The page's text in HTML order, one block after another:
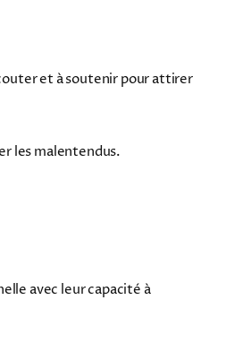
et à soutenir pour attirer
les malentendus.
avec leur capacité à